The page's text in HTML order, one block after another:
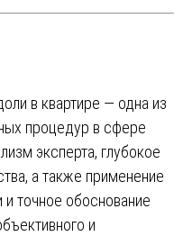
в квартире — одна из
процедур в сфере
эксперта, глубокое
а также применение
точное обоснование
и